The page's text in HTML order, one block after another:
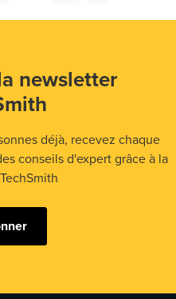
newsletter
déjà, recevez chaque
conseils d'expert grâce à la